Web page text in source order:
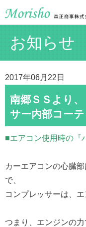
お知らせ
2017年06月22日
南郷ＳＳより
サー内部コー
■エアコン使用時の『
カーエアコンの心臓
で、
コンプレッサーは、
つまり、エンジンの